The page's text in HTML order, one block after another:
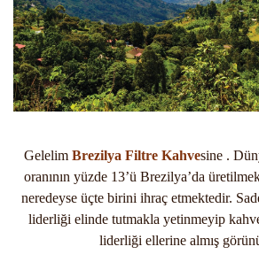
Gelelim Brezilya Filtre Kahvesine .
oranının yüzde 13’ü Brezilya’da
neredeyse üçte birini ihraç etmektedir.
liderliği elinde tutmakla yetinmeyip
liderliği ellerine almış